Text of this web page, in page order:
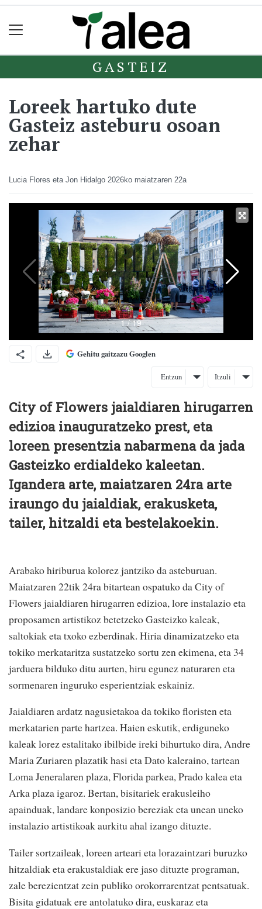
GASTEIZ
Loreek hartuko dute
Gasteiz asteburu osoan
zehar
Lucia Flores eta Jon Hidalgo 2026ko maiatzaren 22a
Gehitu gaitzazu Googlen
Entzun Itzuli
City of Flowers jaialdiaren hirugarren
edizioa inauguratzeko prest, eta
loreen presentzia nabarmena da jada
Gasteizko erdialdeko kaleetan.
Igandera arte, maiatzaren 24ra arte
iraungo du jaialdiak, erakusketa,
tailer, hitzaldi eta bestelakoekin.
Arabako hiriburua kolorez jantziko da asteburuan.
Maiatzaren 22tik 24ra bitartean ospatuko da City of
Flowers jaialdiaren hirugarren edizioa, lore instalazio eta
proposamen artistikoz betetzeko Gasteizko kaleak,
saltokiak eta txoko ezberdinak. Hiria dinamizatzeko eta
tokiko merkataritza sustatzeko sortu zen ekimena, eta 34
jarduera bilduko ditu aurten, hiru egunez naturaren eta
sormenaren inguruko esperientziak eskainiz.
Jaialdiaren ardatz nagusietakoa da tokiko floristen eta
merkatarien parte hartzea. Haien eskutik, erdiguneko
kaleak lorez estalitako ibilbide ireki bihurtuko dira, Andre
Maria Zuriaren plazatik hasi eta Dato kaleraino, tartean
Loma Jeneralaren plaza, Florida parkea, Prado kalea eta
Arka plaza igaroz. Bertan, bisitariek erakusleiho
apainduak, landare konposizio bereziak eta unean uneko
instalazio artistikoak aurkitu ahal izango dituzte.
Tailer sortzaileak, loreen arteari eta lorazaintzari buruzko
hitzaldiak eta erakustaldiak ere jaso dituzte programan,
zale berezientzat zein publiko orokorrarentzat pentsatuak.
Bisita gidatuak ere antolatuko dira, euskaraz eta